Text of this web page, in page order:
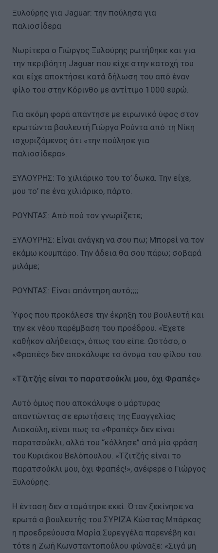
Ξυλούρης για Jaguar: την πούλησα για
παλιοσίδερα
Νωρίτερα ο Γιώργος Ξυλούρης ρωτήθηκε και για
την περιβόητη Jaguar που είχε στην κατοχή του
και είχε αποκτήσει κατά δήλωση του από έναν
φίλο του στην Κόρινθο με αντίτιμο 1000 ευρώ.
Για ακόμη φορά απάντησε με ειρωνικό ύφος στον
ερωτώντα βουλευτή Γιώργο Ρούντα από τη Νίκη
ισχυριζόμενος ότι «την πούλησε για
παλιοσίδερα».
ΞΥΛΟΥΡΗΣ: Το χιλιάρικο του το’ δωκα. Την είχε,
μου το’ πε ένα χιλιάρικο, πάρτο.
ΡΟΥΝΤΑΣ: Από πού τον γνωρίζετε;
ΞΥΛΟΥΡΗΣ: Είναι ανάγκη να σου πω; Μπορεί να τον
εκάμω κουμπάρο. Την άδεια θα σου πάρω; σοβαρά
μιλάμε;
ΡΟΥΝΤΑΣ: Είναι απάντηση αυτό;;;;
Ύφος που προκάλεσε την έκρηξη του βουλευτή και
την εκ νέου παρέμβαση του προέδρου. «Έχετε
καθήκον αλήθειας», όπως του είπε. Ωστόσο, ο
«Φραπές» δεν αποκάλυψε το όνομα του φίλου του.
«Τζιτζής είναι το παρατσούκλι μου, όχι Φραπές»
Αυτό όμως που αποκάλυψε ο μάρτυρας
απαντώντας σε ερωτήσεις της Ευαγγελίας
Λιακούλη, είναι πως το «Φραπές» δεν είναι
παρατσούκλι, αλλά του “κόλλησε” από μία φράση
του Κυριάκου Βελόπουλου. «Τζιτζής είναι το
παρατσούκλι μου, όχι Φραπές!», ανέφερε ο Γιώργος
Ξυλούρης.
Η ένταση δεν σταμάτησε εκεί. Όταν ξεκίνησε να
ερωτά ο βουλευτής του ΣΥΡΙΖΑ Κώστας Μπάρκας
η προεδρεύουσα Μαρία Συρεγγέλα παρενέβη και
τότε η Ζωή Κωνσταντοπούλου φώναξε: «Σιγά μη